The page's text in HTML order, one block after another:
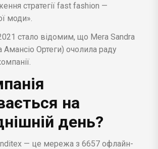
стратегії fast fashion —
моди».
стало відомим, що Mera Sandra
Амансіо Ортеги) очолила раду
на
день?
— це мережа з 6657 офлайн-